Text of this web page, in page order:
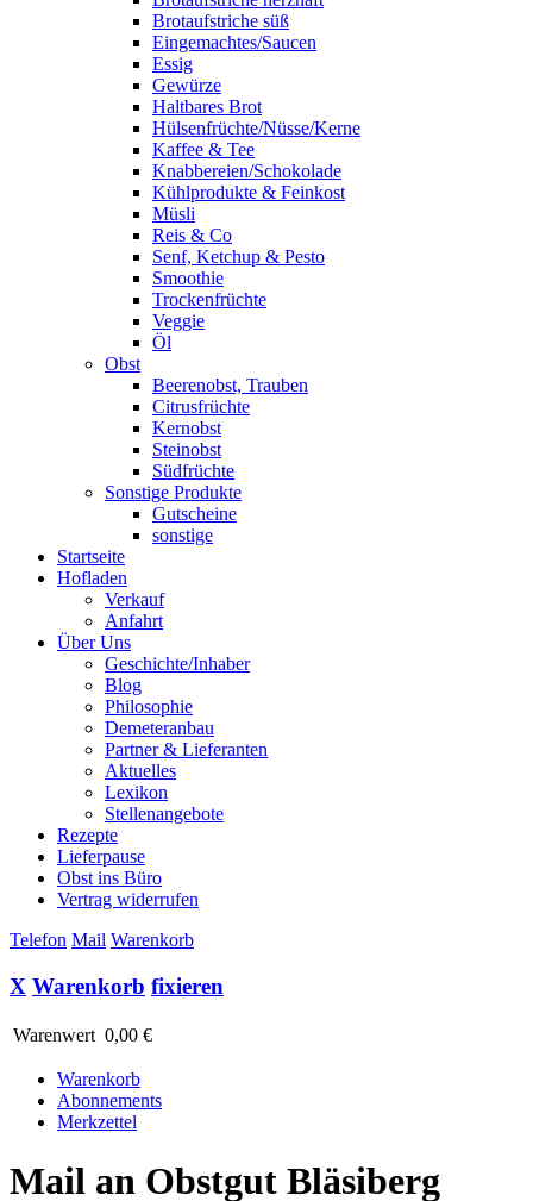
Brotaufstriche süß
Eingemachtes/Saucen
Essig
Gewürze
Haltbares Brot
Hülsenfrüchte/Nüsse/Kerne
Kaffee & Tee
Knabbereien/Schokolade
Kühlprodukte & Feinkost
Müsli
Reis & Co
Senf, Ketchup & Pesto
Smoothie
Trockenfrüchte
Veggie
Öl
Obst
Beerenobst, Trauben
Citrusfrüchte
Kernobst
Steinobst
Südfrüchte
Sonstige Produkte
Gutscheine
sonstige
Startseite
Hofladen
Verkauf
Anfahrt
Über Uns
Geschichte/Inhaber
Blog
Philosophie
Demeteranbau
Partner & Lieferanten
Aktuelles
Lexikon
Stellenangebote
Rezepte
Lieferpause
Obst ins Büro
Vertrag widerrufen
Telefon Mail Warenkorb
X Warenkorb fixieren
Warenwert 0,00 €
Warenkorb
Abonnements
Merkzettel
Mail an Obstgut Bläsiberg